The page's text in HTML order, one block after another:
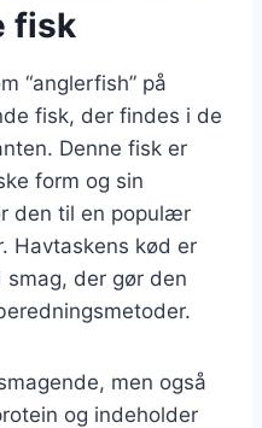
fisk
“anglerfish” på
fisk, der findes i de
Denne fisk er
form og sin
den til en populær
Havtaskens kød er
der gør den
men også
og indeholder